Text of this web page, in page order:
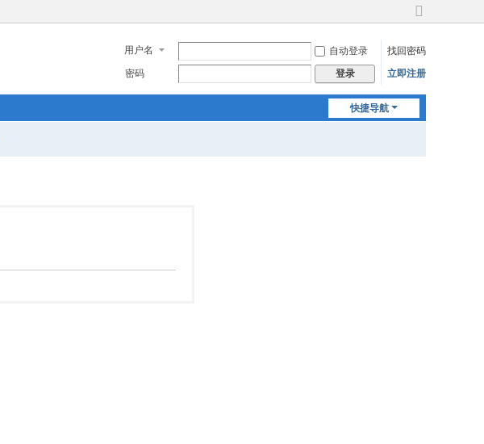
切
到
宽
用户名 自动登录
找回密码
密码
登录 立即注册
快捷导航